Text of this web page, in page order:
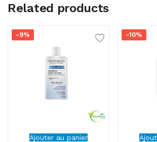
Related products
Ajouter au panier
-9% -10%